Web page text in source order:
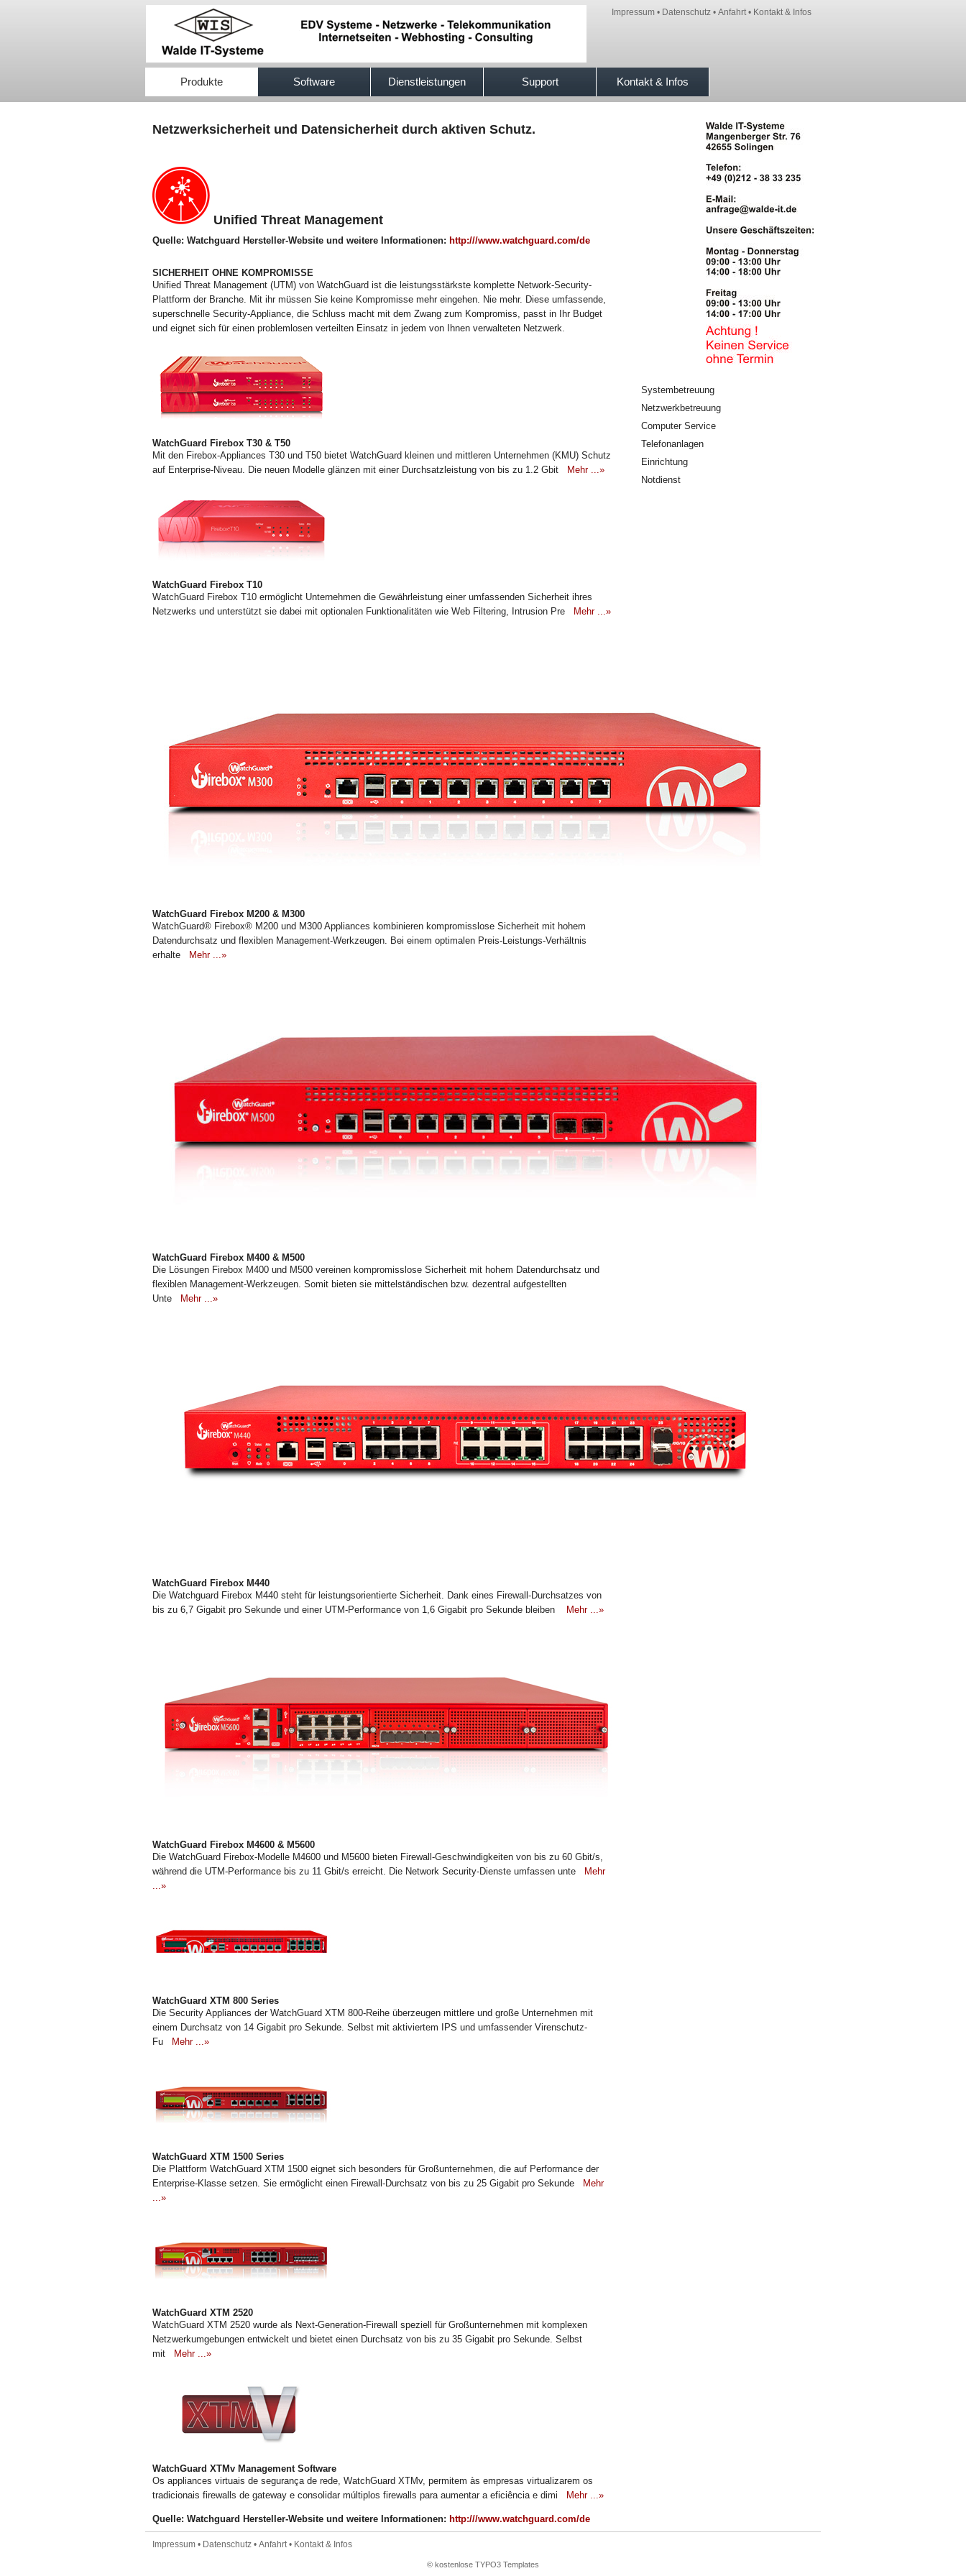
Impressum • Datenschutz • Anfahrt• Kontakt & Infos
Produkte Software Dienstleistungen Support Kontakt & Infos
Netzwerksicherheit und Datensicherheit durch aktiven Schutz.
Unified Threat Management
Quelle: Watchguard Hersteller-Website und weitere Informationen: http:///www.watchguard.com/de
SICHERHEIT OHNE KOMPROMISSE
Unified Threat Management (UTM) von WatchGuard ist die leistungsstärkste komplette Network-Security-
Plattform der Branche. Mit ihr müssen Sie keine Kompromisse mehr eingehen. Nie mehr. Diese umfassende,
superschnelle Security-Appliance, die Schluss macht mit dem Zwang zum Kompromiss, passt in Ihr Budget
und eignet sich für einen problemlosen verteilten Einsatz in jedem von Ihnen verwalteten Netzwerk.
WatchGuard Firebox T30 & T50
Mit den Firebox-Appliances T30 und T50 bietet WatchGuard kleinen und mittleren Unternehmen (KMU) Schutz
auf Enterprise-Niveau. Die neuen Modelle glänzen mit einer Durchsatzleistung von bis zu 1.2 Gbit
Mehr ...»
WatchGuard Firebox T10
WatchGuard Firebox T10 ermöglicht Unternehmen die Gewährleistung einer umfassenden Sicherheit ihres
Netzwerks und unterstützt sie dabei mit optionalen Funktionalitäten wie Web Filtering, Intrusion Pre
Mehr ...»
WatchGuard Firebox M200 & M300
WatchGuard® Firebox® M200 und M300 Appliances kombinieren kompromisslose Sicherheit mit hohem
Datendurchsatz und flexiblen Management-Werkzeugen. Bei einem optimalen Preis-Leistungs-Verhältnis
erhalte
Mehr ...»
WatchGuard Firebox M400 & M500
Die Lösungen Firebox M400 und M500 vereinen kompromisslose Sicherheit mit hohem Datendurchsatz und
flexiblen Management-Werkzeugen. Somit bieten sie mittelständischen bzw. dezentral aufgestellten
Unte
Mehr ...»
WatchGuard Firebox M440
Die Watchguard Firebox M440 steht für leistungsorientierte Sicherheit. Dank eines Firewall-Durchsatzes von
bis zu 6,7 Gigabit pro Sekunde und einer UTM-Performance von 1,6 Gigabit pro Sekunde bleiben
Mehr ...»
WatchGuard Firebox M4600 & M5600
Die WatchGuard Firebox-Modelle M4600 und M5600 bieten Firewall-Geschwindigkeiten von bis zu 60 Gbit/s,
während die UTM-Performance bis zu 11 Gbit/s erreicht. Die Network Security-Dienste umfassen unte
Mehr
...»
WatchGuard XTM 800 Series
Die Security Appliances der WatchGuard XTM 800-Reihe überzeugen mittlere und große Unternehmen mit
einem Durchsatz von 14 Gigabit pro Sekunde. Selbst mit aktiviertem IPS und umfassender Virenschutz-
Fu
Mehr ...»
WatchGuard XTM 1500 Series
Die Plattform WatchGuard XTM 1500 eignet sich besonders für Großunternehmen, die auf Performance der
Enterprise-Klasse setzen. Sie ermöglicht einen Firewall-Durchsatz von bis zu 25 Gigabit pro Sekunde
Mehr
...»
WatchGuard XTM 2520
WatchGuard XTM 2520 wurde als Next-Generation-Firewall speziell für Großunternehmen mit komplexen
Netzwerkumgebungen entwickelt und bietet einen Durchsatz von bis zu 35 Gigabit pro Sekunde. Selbst
mit
Mehr ...»
WatchGuard XTMv Management Software
Os appliances virtuais de segurança de rede, WatchGuard XTMv, permitem às empresas virtualizarem os
tradicionais firewalls de gateway e consolidar múltiplos firewalls para aumentar a eficiência e dimi
Mehr ...»
Quelle: Watchguard Hersteller-Website und weitere Informationen: http:///www.watchguard.com/de
Systembetreuung
Netzwerkbetreuung
Computer Service
Telefonanlagen
Einrichtung
Notdienst
Impressum • Datenschutz • Anfahrt• Kontakt & Infos
© kostenlose TYPO3 Templates